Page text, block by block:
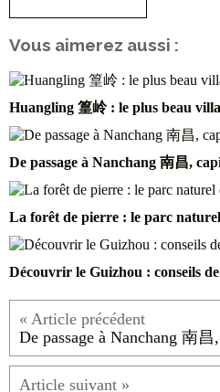
Vous aimerez aussi :
Huangling 篁岭 : le plus beau
De passage à Nanchang 南昌,
La forêt de pierre : le parc
Découvrir le Guizhou : conseils
De passage à Nanchang 南